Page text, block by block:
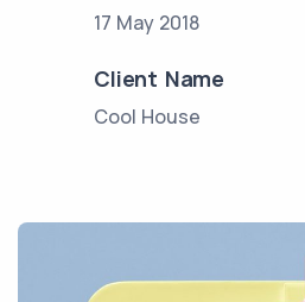
17 May 2018
Client Name
Cool House